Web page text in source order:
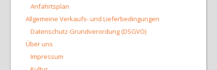
Anfahrtsplan
Allgemeine Verkaufs- und Lieferbedingungen
Datenschutz-Grundverordung (DSGVO)
Über uns
Impressum